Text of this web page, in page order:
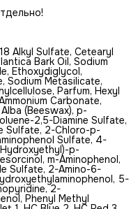
Alkyl Sulfate, Cetearyl
Bark Oil, Sodium
Ethoxydiglycol,
Sodium Metasilicate,
Parfum, Hexyl
Carbonate,
(Beeswax), p-
2,5-Diamine Sulfate,
Sulfate, 2-Chloro-p-
Sulfate, 4-
p-
m-Aminophenol,
Sulfate, 2-Amino-6-
5-
2-
Phenyl Methyl